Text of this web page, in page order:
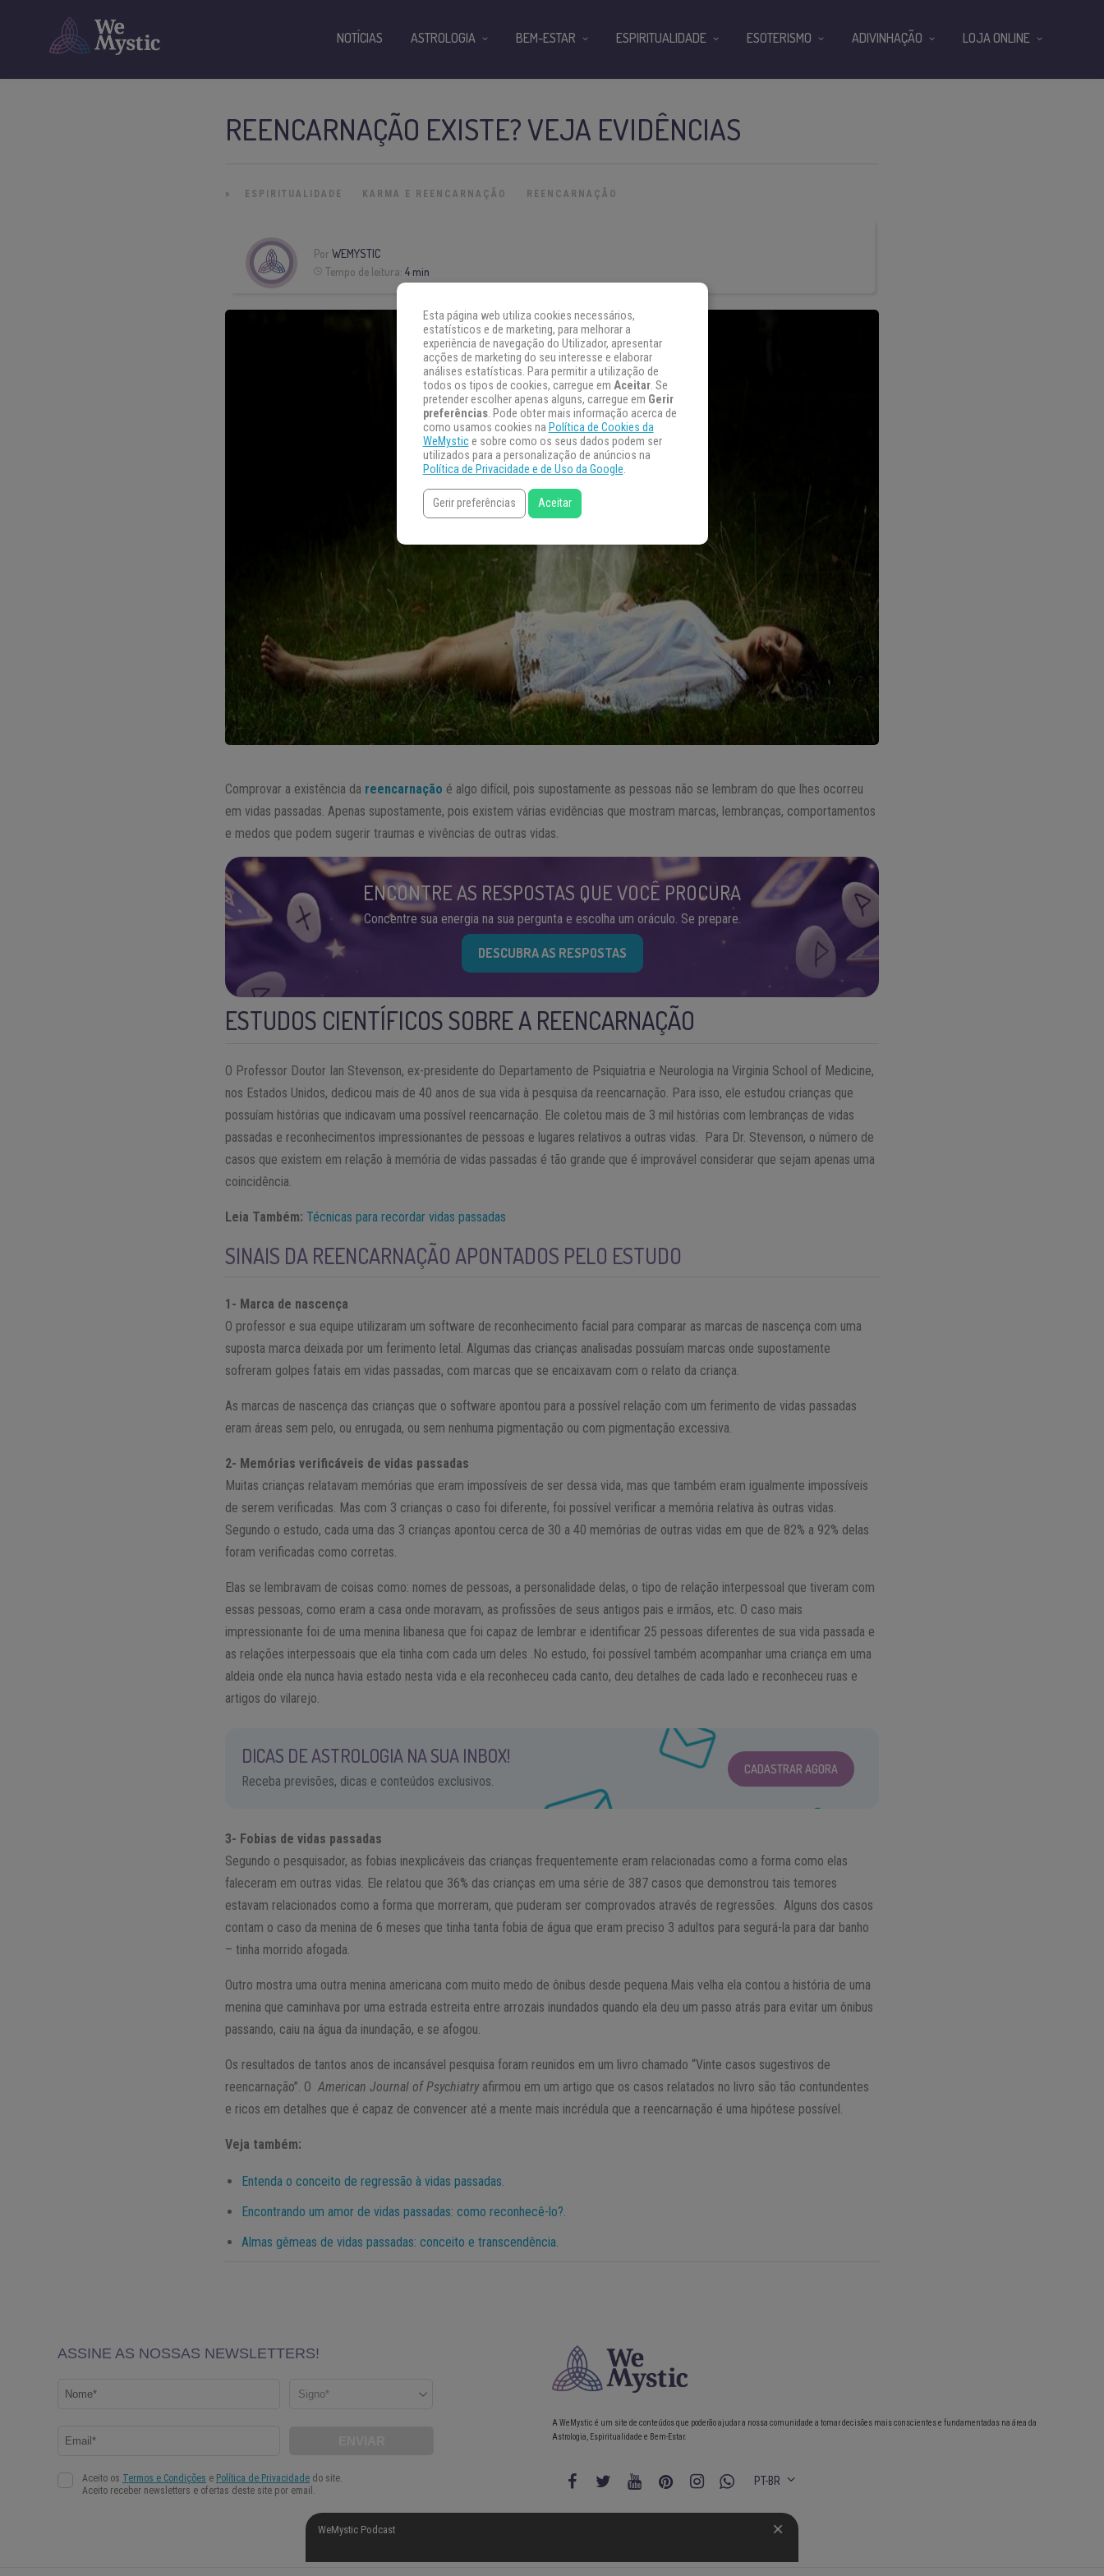
REENCARNAÇÃO EXISTE? VEJA EVIDÊNCIAS
» ESPIRITUALIDADE KARMA E REENCARNAÇÃO REENCARNAÇÃO
Por WEMYSTIC
Tempo de leitura: 4 min
Comprovar a existência da reencarnação é algo difícil, pois supostamente as pessoas não se lembram do que lhes ocorreu
em vidas passadas. Apenas supostamente, pois existem várias evidências que mostram marcas, lembranças, comportamentos
e medos que podem sugerir traumas e vivências de outras vidas.
ENCONTRE AS RESPOSTAS QUE VOCÊ PROCURA
Concentre sua energia na sua pergunta e escolha um oráculo. Se prepare.
DESCUBRA AS RESPOSTAS
ESTUDOS CIENTÍFICOS SOBRE A REENCARNAÇÃO
O Professor Doutor Ian Stevenson, ex-presidente do Departamento de Psiquiatria e Neurologia na Virginia School of Medicine,
nos Estados Unidos, dedicou mais de 40 anos de sua vida à pesquisa da reencarnação. Para isso, ele estudou crianças que
possuíam histórias que indicavam uma possível reencarnação. Ele coletou mais de 3 mil histórias com lembranças de vidas
passadas e reconhecimentos impressionantes de pessoas e lugares relativos a outras vidas. Para Dr. Stevenson, o número de
casos que existem em relação à memória de vidas passadas é tão grande que é improvável considerar que sejam apenas uma
coincidência.
Leia Também: Técnicas para recordar vidas passadas
SINAIS DA REENCARNAÇÃO APONTADOS PELO ESTUDO
1- Marca de nascença
O professor e sua equipe utilizaram um software de reconhecimento facial para comparar as marcas de nascença com uma
suposta marca deixada por um ferimento letal. Algumas das crianças analisadas possuíam marcas onde supostamente
sofreram golpes fatais em vidas passadas, com marcas que se encaixavam com o relato da criança.
As marcas de nascença das crianças que o software apontou para a possível relação com um ferimento de vidas passadas
eram áreas sem pelo, ou enrugada, ou sem nenhuma pigmentação ou com pigmentação excessiva.
2- Memórias verificáveis de vidas passadas
Muitas crianças relatavam memórias que eram impossíveis de ser dessa vida, mas que também eram igualmente impossíveis
de serem verificadas. Mas com 3 crianças o caso foi diferente, foi possível verificar a memória relativa às outras vidas.
Segundo o estudo, cada uma das 3 crianças apontou cerca de 30 a 40 memórias de outras vidas em que de 82% a 92% delas
foram verificadas como corretas.
Elas se lembravam de coisas como: nomes de pessoas, a personalidade delas, o tipo de relação interpessoal que tiveram com
essas pessoas, como eram a casa onde moravam, as profissões de seus antigos pais e irmãos, etc. O caso mais
impressionante foi de uma menina libanesa que foi capaz de lembrar e identificar 25 pessoas diferentes de sua vida passada e
as relações interpessoais que ela tinha com cada um deles .No estudo, foi possível também acompanhar uma criança em uma
aldeia onde ela nunca havia estado nesta vida e ela reconheceu cada canto, deu detalhes de cada lado e reconheceu ruas e
artigos do vilarejo.
DICAS DE ASTROLOGIA NA SUA INBOX!
Receba previsões, dicas e conteúdos exclusivos.
CADASTRAR AGORA
3- Fobias de vidas passadas
Segundo o pesquisador, as fobias inexplicáveis das crianças frequentemente eram relacionadas como a forma como elas
faleceram em outras vidas. Ele relatou que 36% das crianças em uma série de 387 casos que demonstrou tais temores
estavam relacionados como a forma que morreram, que puderam ser comprovados através de regressões. Alguns dos casos
contam o caso da menina de 6 meses que tinha tanta fobia de água que eram preciso 3 adultos para segurá-la para dar banho
– tinha morrido afogada.
Outro mostra uma outra menina americana com muito medo de ônibus desde pequena.Mais velha ela contou a história de uma
menina que caminhava por uma estrada estreita entre arrozais inundados quando ela deu um passo atrás para evitar um ônibus
passando, caiu na água da inundação, e se afogou.
Os resultados de tantos anos de incansável pesquisa foram reunidos em um livro chamado “Vinte casos sugestivos de
reencarnação”. OAmerican Journal of Psychiatry afirmou em um artigo que os casos relatados no livro são tão contundentes
e ricos em detalhes que é capaz de convencer até a mente mais incrédula que a reencarnação é uma hipótese possível.
Veja também:
Entenda o conceito de regressão à vidas passadas.
Encontrando um amor de vidas passadas: como reconhecê-lo?.
Almas gêmeas de vidas passadas: conceito e transcendência.
NOTÍCIAS ASTROLOGIA BEM-ESTAR ESPIRITUALIDADE ESOTERISMO ADIVINHAÇÃO LOJA ONLINE
A WeMystic é um site de conteúdos que poderão ajudar a nossa comunidade a tomar decisões mais conscientes e fundamentadas na área da
Astrologia, Espiritualidade e Bem-Estar.
PT-BR
WeMystic Podcast
Esta página web utiliza cookies necessários,
estatísticos e de marketing, para melhorar a
experiência de navegação do Utilizador, apresentar
acções de marketing do seu interesse e elaborar
análises estatísticas. Para permitir a utilização de
todos os tipos de cookies, carregue em Aceitar. Se
pretender escolher apenas alguns, carregue em Gerir
preferências. Pode obter mais informação acerca de
como usamos cookies na Política de Cookies da
WeMystice sobre como os seus dados podem ser
utilizados para a personalização de anúncios na
Política de Privacidade e de Uso da Google.
Gerir preferências Aceitar